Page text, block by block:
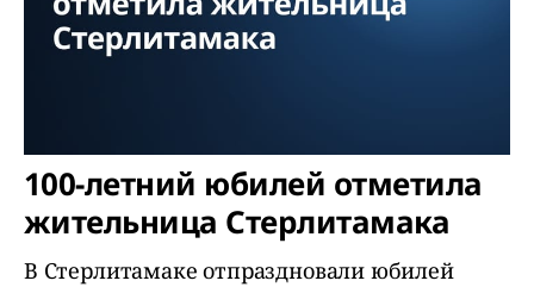
100-летний юбилей отметила
жительница Стерлитамака
В Стерлитамаке отпраздновали юбилей